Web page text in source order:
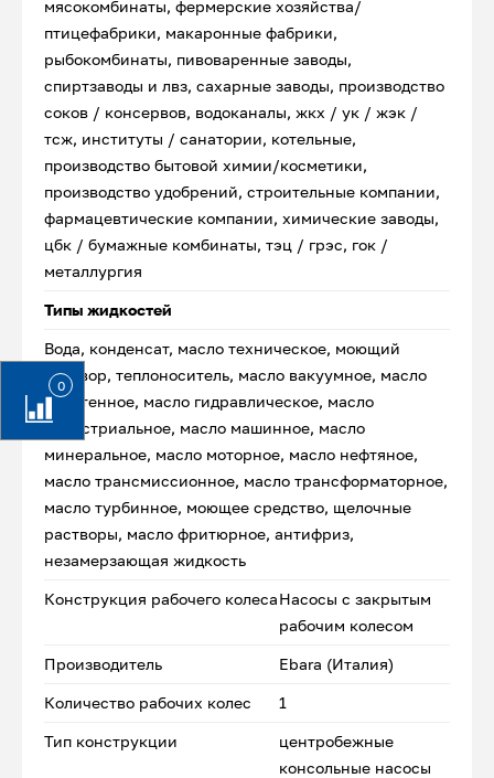
0
мясокомбинаты, фермерские хозяйства/
птицефабрики, макаронные фабрики,
рыбокомбинаты, пивоваренные заводы,
спиртзаводы и лвз, сахарные заводы, производство
соков / консервов, водоканалы, жкх / ук / жэк /
тсж, институты / санатории, котельные,
производство бытовой химии/косметики,
производство удобрений, строительные компании,
фармацевтические компании, химические заводы,
цбк / бумажные комбинаты, тэц / грэс, гок /
металлургия
Типы жидкостей
Вода, конденсат, масло техническое, моющий
раствор, теплоноситель, масло вакуумное, масло
веретенное, масло гидравлическое, масло
индустриальное, масло машинное, масло
минеральное, масло моторное, масло нефтяное,
масло трансмиссионное, масло трансформаторное,
масло турбинное, моющее средство, щелочные
растворы, масло фритюрное, антифриз,
незамерзающая жидкость
Конструкция рабочего колесаНасосы с закрытым
рабочим колесом
Производитель Ebara (Италия)
Количество рабочих колес 1
Тип конструкции
центробежные
консольные насосы